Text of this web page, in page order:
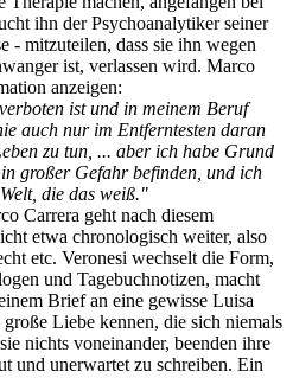
ihn der Psychoanalytiker seiner
- mitzuteilen, dass sie ihn wegen
ist, verlassen wird. Marco
anzeigen:
ist und in meinem Beruf
auch nur im Entferntesten daran
zu tun, ... aber ich habe Grund
großer Gefahr befinden, und ich
die das weiß."
Carrera geht nach diesem
etwa chronologisch weiter, also
etc. Veronesi wechselt die Form,
und Tagebuchnotizen, macht
Brief an eine gewisse Luisa
Liebe kennen, die sich niemals
nichts voneinander, beenden ihre
und unerwartet zu schreiben. Ein